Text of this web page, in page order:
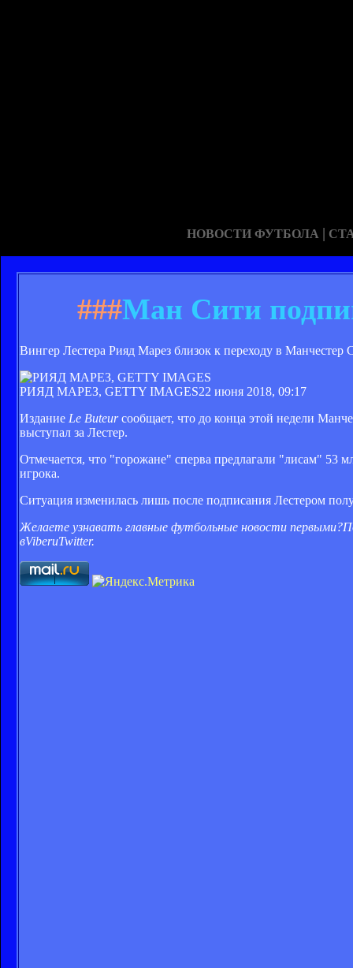
НОВОСТИ ФУТБОЛА |
###​Ман Сити
Вингер Лестера Рияд Марез близок к переходу в Манчестер
РИЯД МАРЕЗ, GETTY IMAGES22 июня 2018, 09:17
Издание Le Buteurсообщает, что до конца этой недели
выступал за Лестер.
Отмечается, что "горожане" сперва предлагали "лисам" 53
игрока.
Ситуация изменилась лишь после подписания Лестером
Желаете узнавать главные футбольные новости первыми?
вViberиTwitter.